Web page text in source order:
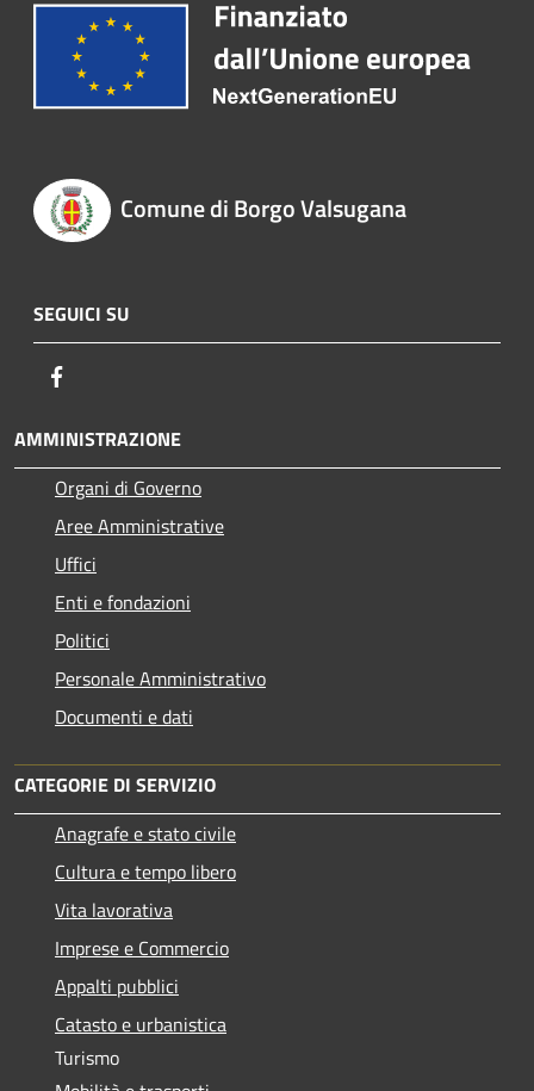
Comune di Borgo Valsugana
SEGUICI SU
AMMINISTRAZIONE
Organi di Governo
Aree Amministrative
Uffici
Enti e fondazioni
Politici
Personale Amministrativo
Documenti e dati
CATEGORIE DI SERVIZIO
Anagrafe e stato civile
Cultura e tempo libero
Vita lavorativa
Imprese e Commercio
Appalti pubblici
Catasto e urbanistica
Turismo